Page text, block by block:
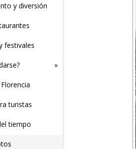
y diversión
festivales
turistas
tiempo